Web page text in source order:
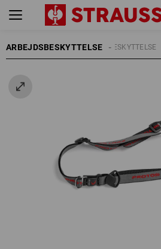
ARBEJDSBESKYTTELSEHOVEDBESKYTTELSE